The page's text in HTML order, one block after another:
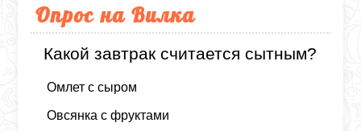
Опрос на Вилка
Какой завтрак считается сытным?
Омлет с сыром
Овсянка с фруктами